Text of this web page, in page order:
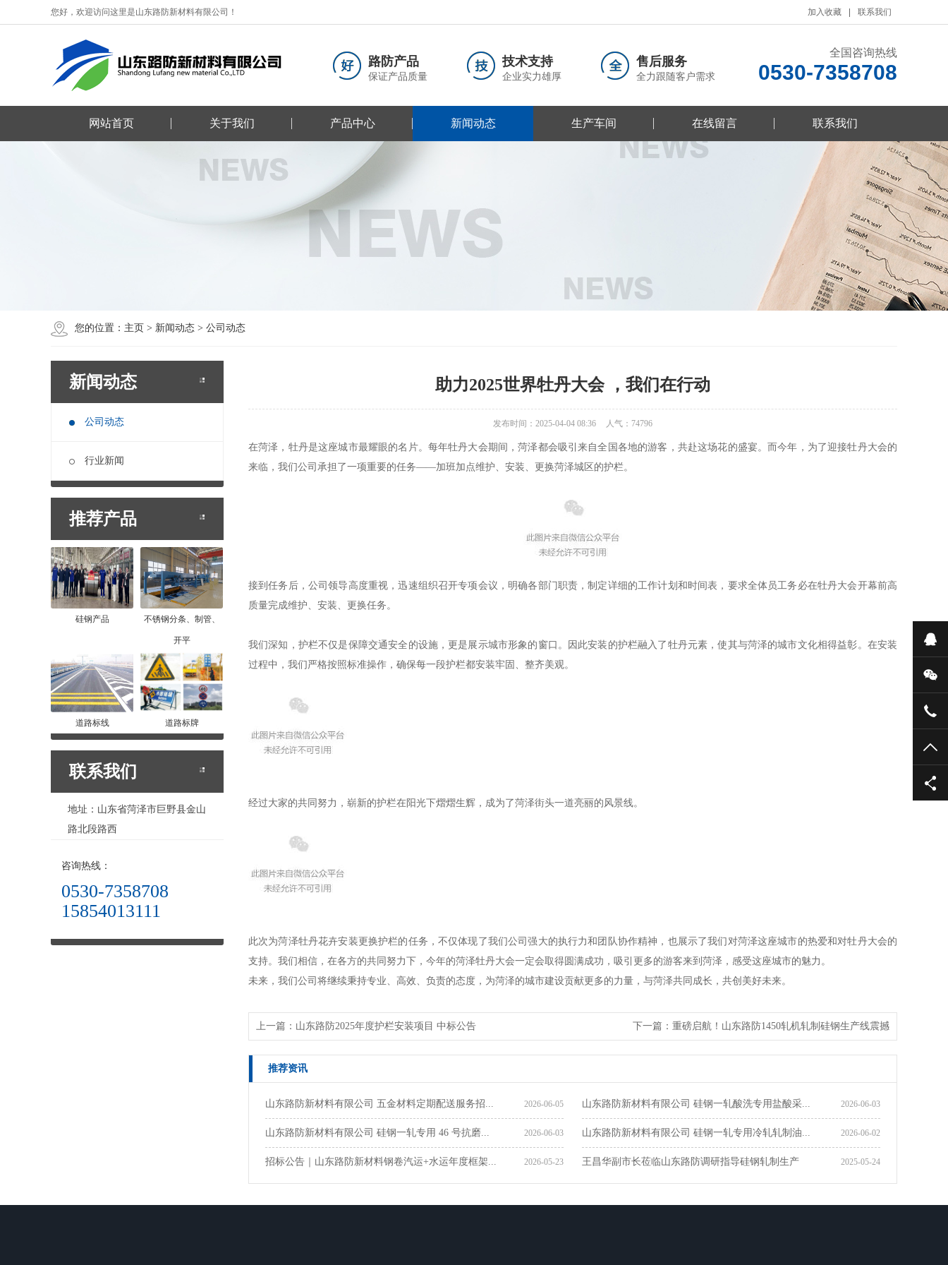
加入收藏 联系我们
您好，欢迎访问这里是山东路防新材料有限公司！
路防产品
保证产品质量
技术支持
企业实力雄厚
售后服务
全力跟随客户需求
全国咨询热线
0530-7358708
网站首页 关于我们 产品中心 新闻动态 生产车间 在线留言 联系我们
您的位置： 主页 > 新闻动态 > 公司动态
新闻动态
公司动态
行业新闻
推荐产品
硅钢产品 不锈钢分条、制管、
开平
道路标线 道路标牌
联系我们
地址：山东省菏泽市巨野县金山
路北段路西
咨询热线：
0530-7358708
15854013111
助力2025世界牡丹大会 ，我们在行动
发布时间：2025-04-04 08:36 人气：74796
在菏泽，牡丹是这座城市最耀眼的名片。每年牡丹大会期间，菏泽都会吸引来自全国各地的游客，共赴这场花的盛宴。而今年，为了迎接牡丹大会的
来临，我们公司承担了一项重要的任务——加班加点维护、安装、更换菏泽城区的护栏。
接到任务后，公司领导高度重视，迅速组织召开专项会议，明确各部门职责，制定详细的工作计划和时间表，要求全体员工务必在牡丹大会开幕前高
质量完成维护、安装、更换任务。
我们深知，护栏不仅是保障交通安全的设施，更是展示城市形象的窗口。因此安装的护栏融入了牡丹元素，使其与菏泽的城市文化相得益彰。在安装
过程中，我们严格按照标准操作，确保每一段护栏都安装牢固、整齐美观。
经过大家的共同努力，崭新的护栏在阳光下熠熠生辉，成为了菏泽街头一道亮丽的风景线。
此次为菏泽牡丹花卉安装更换护栏的任务，不仅体现了我们公司强大的执行力和团队协作精神，也展示了我们对菏泽这座城市的热爱和对牡丹大会的
支持。我们相信，在各方的共同努力下，今年的菏泽牡丹大会一定会取得圆满成功，吸引更多的游客来到菏泽，感受这座城市的魅力。
未来，我们公司将继续秉持专业、高效、负责的态度，为菏泽的城市建设贡献更多的力量，与菏泽共同成长，共创美好未来。
上一篇： 山东路防2025年度护栏安装项目 中标公告 下一篇： 重磅启航！山东路防1450轧机轧制硅钢生产线震撼
推荐资讯
2026-06-05
山东路防新材料有限公司 五金材料定期配送服务招... 2026-06-03
山东路防新材料有限公司 硅钢一轧酸洗专用盐酸采...
2026-06-03
山东路防新材料有限公司 硅钢一轧专用 46 号抗磨... 2026-06-02
山东路防新材料有限公司 硅钢一轧专用冷轧轧制油...
2026-05-23
招标公告｜山东路防新材料钢卷汽运+水运年度框架... 2025-05-24
王昌华副市长莅临山东路防调研指导硅钢轧制生产
在
微